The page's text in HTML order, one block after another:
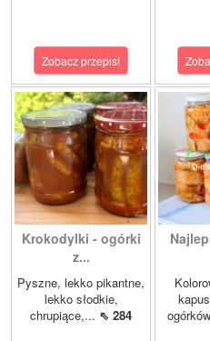
Zobacz przepis!
Krokodylki - ogórki
z...
Pyszne, lekko pikantne,
lekko słodkie,
chrupiące,... ⇖ 284